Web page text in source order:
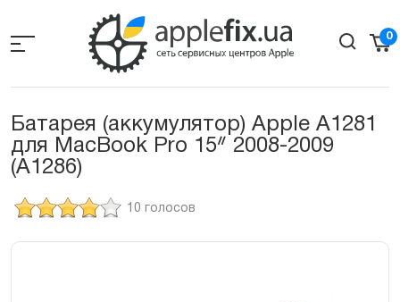
the
0
Батарея (аккумулятор) Apple A1281
для MacBook Pro 15ᐥ 2008-2009
(A1286)
10 голосов